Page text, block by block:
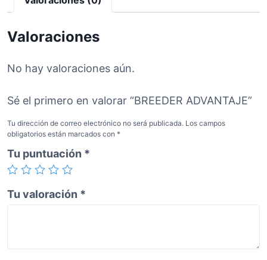
D
N
A
J
E
c
a
n
t
i
d
Valoraciones
No hay valoraciones aún.
Sé el primero en valorar “BREEDER ADVANTAJE”
Tu dirección de correo electrónico no será publicada. Los campos
obligatorios están marcados con *
Tu puntuación *
Tu valoración *